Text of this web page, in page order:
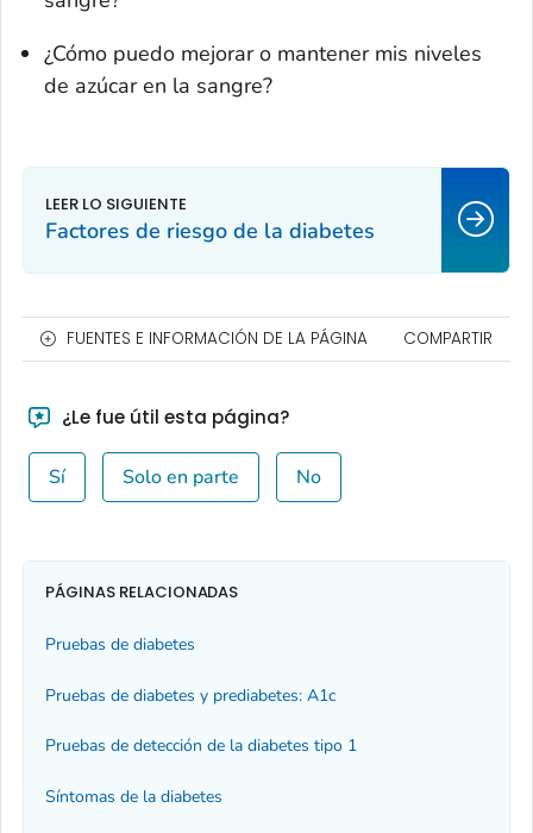
¿Cómo puedo mejorar o mantener mis niveles
de azúcar en la sangre?
Factores de riesgo de la diabetes
FUENTES E INFORMACIÓN DE LA PÁGINA COMPARTIR
¿Le fue útil esta página?
Sí Solo en parte No
PÁGINAS RELACIONADAS
Pruebas de diabetes
Pruebas de diabetes y prediabetes: A1c
Pruebas de detección de la diabetes tipo 1
Síntomas de la diabetes